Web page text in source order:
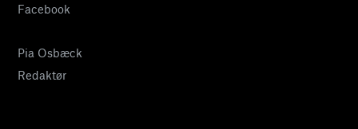
Facebook
Pia Osbæck
Redaktør